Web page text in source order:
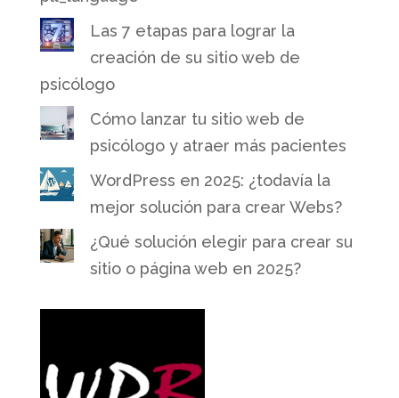
Las 7 etapas para lograr la
creación de su sitio web de
psicólogo
Cómo lanzar tu sitio web de
psicólogo y atraer más pacientes
WordPress en 2025: ¿todavía la
mejor solución para crear Webs?
¿Qué solución elegir para crear su
sitio o página web en 2025?